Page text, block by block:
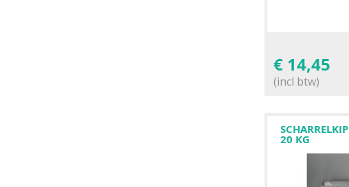
€ 14,45
(incl btw)
20 KG